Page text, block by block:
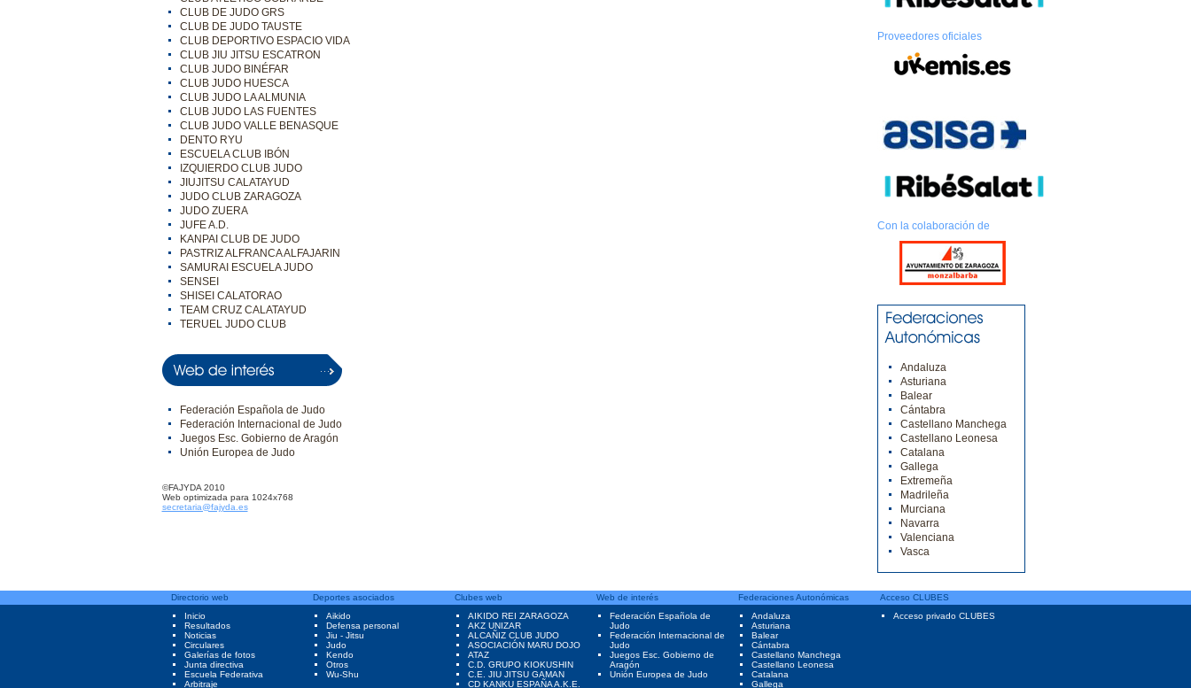
CLUB DE JUDO GRS
CLUB DE JUDO TAUSTE
CLUB DEPORTIVO ESPACIO VIDA
CLUB JIU JITSU ESCATRON
CLUB JUDO BINÉFAR
CLUB JUDO HUESCA
CLUB JUDO LA ALMUNIA
CLUB JUDO LAS FUENTES
CLUB JUDO VALLE BENASQUE
DENTO RYU
ESCUELA CLUB IBÓN
IZQUIERDO CLUB JUDO
JIUJITSU CALATAYUD
JUDO CLUB ZARAGOZA
JUDO ZUERA
JUFE A.D.
KANPAI CLUB DE JUDO
PASTRIZ ALFRANCA ALFAJARIN
SAMURAI ESCUELA JUDO
SENSEI
SHISEI CALATORAO
TEAM CRUZ CALATAYUD
TERUEL JUDO CLUB
Federación Española de Judo
Federación Internacional de Judo
Juegos Esc. Gobierno de Aragón
Unión Europea de Judo
©FAJYDA 2010
Web optimizada para 1024x768
secretaria@fajyda.es
Proveedores oficiales
Con la colaboración de
Andaluza
Asturiana
Balear
Cántabra
Castellano Manchega
Castellano Leonesa
Catalana
Gallega
Extremeña
Madrileña
Murciana
Navarra
Valenciana
Vasca
Directorio web
Inicio
Resultados
Noticias
Circulares
Galerías de fotos
Junta directiva
Escuela Federativa
Arbitraje
Deportes asociados
Aikido
Defensa personal
Jiu - Jitsu
Judo
Kendo
Otros
Wu-Shu
Clubes web
AIKIDO REI ZARAGOZA
AKZ UNIZAR
ALCAÑIZ CLUB JUDO
ASOCIACIÓN MARU DOJO
ATAZ
C.D. GRUPO KIOKUSHIN
C.E. JIU JITSU GAMAN
CD KANKU ESPAÑA A.K.E.
Web de interés
Federación Española de
Judo
Federación Internacional de
Judo
Juegos Esc. Gobierno de
Aragón
Unión Europea de Judo
Federaciones Autonómicas
Andaluza
Asturiana
Balear
Cántabra
Castellano Manchega
Castellano Leonesa
Catalana
Gallega
Acceso CLUBES
Acceso privado CLUBES